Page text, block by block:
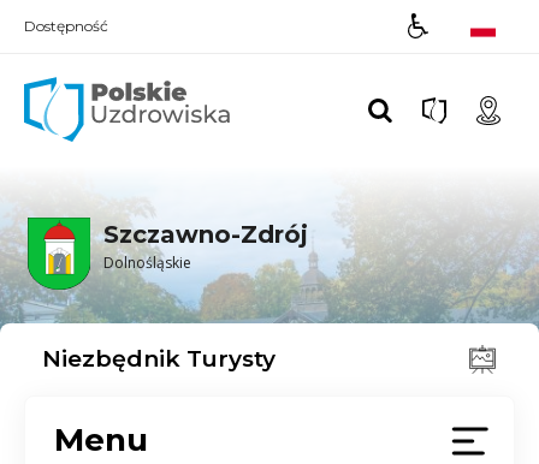
Dostępność
Szczawno-Zdrój
Dolnośląskie
Niezbędnik Turysty
Menu